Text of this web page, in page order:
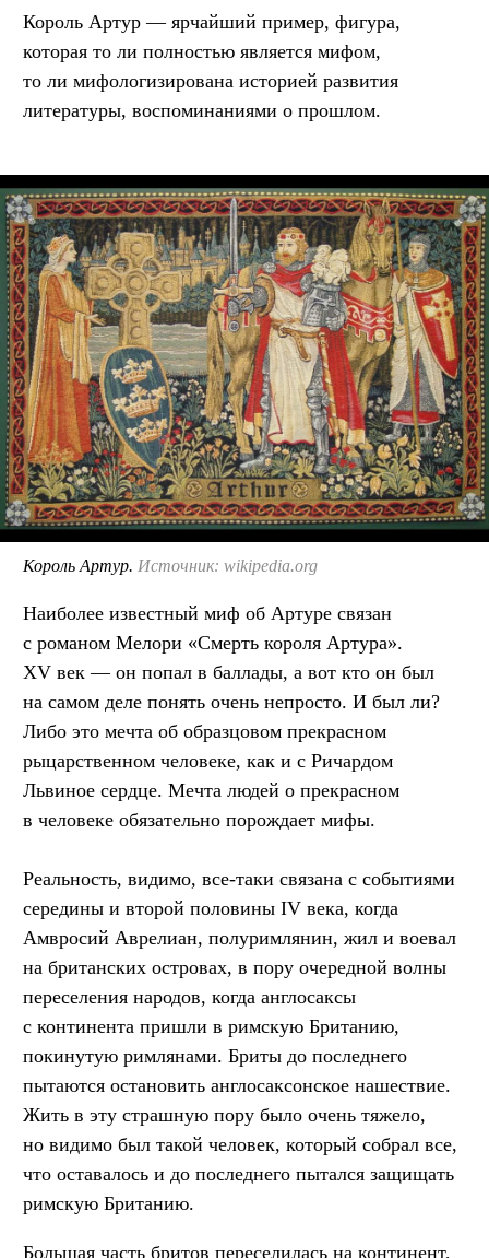
Король Артур — ярчайший пример, фигура,
которая то ли полностью является мифом,
то ли мифологизирована историей развития
литературы, воспоминаниями о прошлом.
Король Артур. Источник: wikipedia.org
Наиболее известный миф об Артуре связан
с романом Мелори «Смерть короля Артура».
XV век — он попал в баллады, а вот кто он был
на самом деле понять очень непросто. И был ли?
Либо это мечта об образцовом прекрасном
рыцарственном человеке, как и с Ричардом
Львиное сердце. Мечта людей о прекрасном
в человеке обязательно порождает мифы.
Реальность, видимо, все-таки связана с событиями
середины и второй половины IV века, когда
Амвросий Аврелиан, полуримлянин, жил и воевал
на британских островах, в пору очередной волны
переселения народов, когда англосаксы
с континента пришли в римскую Британию,
покинутую римлянами. Бриты до последнего
пытаются остановить англосаксонское нашествие.
Жить в эту страшную пору было очень тяжело,
но видимо был такой человек, который собрал все,
что оставалось и до последнего пытался защищать
римскую Британию.
Большая часть бритов переселилась на континент,